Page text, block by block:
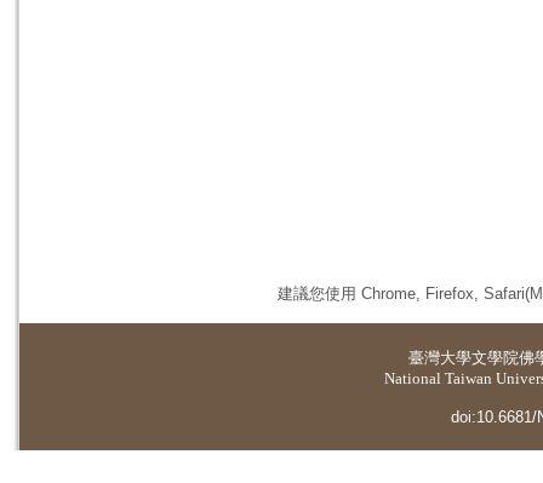
建議您使用 Chrome, Firefox,
臺灣大學文學院佛
National Taiwan
doi:10.6681/